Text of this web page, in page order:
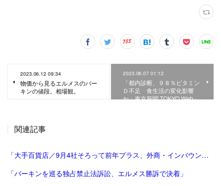
2023.06.12 09:34
物価から見るエルメスのバー
キンの値段。相場観。
2023.06.07 01:12
「都内診断、９８％ビタミン
Ｄ不足 食生活の変化影響
か：東京新聞 TOKYO Web」
関連記事
「大手百貨店／9月4社そろって前年プラス、外商・インバウンド好調 | 流通ニュース」
「バーキンを巡る独占禁止法訴訟、エルメス勝訴で決着」